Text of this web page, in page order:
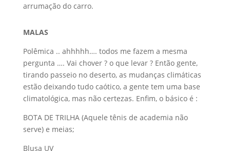
arrumação do carro.
MALAS
Polêmica .. ahhhhh…. todos me fazem a mesma
pergunta …. Vai chover ? o que levar ? Então gente,
tirando passeio no deserto, as mudanças climáticas
estão deixando tudo caótico, a gente tem uma base
climatológica, mas não certezas. Enfim, o básico é :
BOTA DE TRILHA (Aquele tênis de academia não
serve) e meias;
Blusa UV